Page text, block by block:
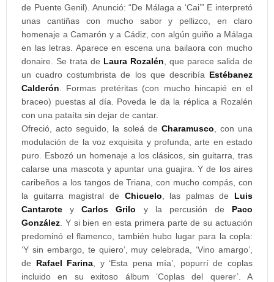
de Puente Genil). Anunció: “De Málaga a ‘Cai’” E interpretó
unas cantiñas con mucho sabor y pellizco, en claro
homenaje a Camarón y a Cádiz, con algún guiño a Málaga
en las letras. Aparece en escena una bailaora con mucho
donaire. Se trata de Laura Rozalén , que parece salida de
un cuadro costumbrista de los que describía Estébanez
Calderón . Formas pretéritas (con mucho hincapié en el
braceo) puestas al día. Poveda le da la réplica a Rozalén
con una pataíta sin dejar de cantar.
Ofreció, acto seguido, la soleá de Charamusco , con una
modulación de la voz exquisita y profunda, arte en estado
puro. Esbozó un homenaje a los clásicos, sin guitarra, tras
calarse una mascota y apuntar una guajira. Y de los aires
caribeños a los tangos de Triana, con mucho compás, con
la guitarra magistral de Chicuelo , las palmas de Luis
Cantarote yCarlos Grilo y la percusión de Paco
González . Y si bien en esta primera parte de su actuación
predominó el flamenco, también hubo lugar para la copla:
‘Y sin embargo, te quiero’, muy celebrada, ‘Vino amargo’,
de Rafael Farina , y ‘Esta pena mía’, popurrí de coplas
incluido en su exitoso álbum ‘Coplas del querer’. A